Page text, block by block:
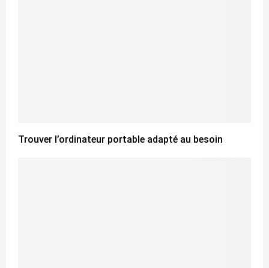
Trouver l’ordinateur portable adapté au besoin